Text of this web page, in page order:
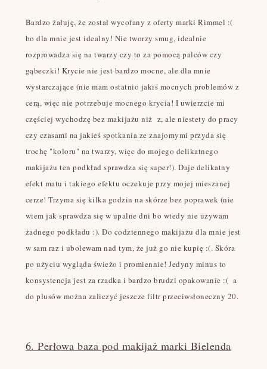
Bardzo żałuję, że został wycofany z oferty marki Rimmel :(
bo dla mnie jest idealny! Nie tworzy smug, idealnie
rozprowadza się na twarzy czy to za pomocą palców czy
gąbeczki! Krycie nie jest bardzo mocne, ale dla mnie
wystarczające (nie mam ostatnio jakiś mocnych problemów z
cerą, więc nie potrzebuje mocnego krycia! I uwierzcie mi
częściej wychodzę bez makijażu niż z, ale niestety do pracy
czy czasami na jakieś spotkania ze znajomymi przyda się
trochę "koloru" na twarzy, więc do mojego delikatnego
makijażu ten podkład sprawdza się super!). Daje delikatny
efekt matu i takiego efektu oczekuje przy mojej mieszanej
cerze! Trzyma się kilka godzin na skórze bez poprawek (nie
wiem jak sprawdza się w upalne dni bo wtedy nie używam
żadnego podkładu :). Do codziennego makijażu dla mnie jest
w sam raz i ubolewam nad tym, że już go nie kupię :(. Skóra
po użyciu wygląda świeżo i promiennie! Jedyny minus to
konsystencja jest za rzadka i bardzo brudzi opakowanie :( a
do plusów można zaliczyć jeszcze filtr przeciwsłoneczny 20.
6. Perłowa baza pod makijaż marki Bielenda